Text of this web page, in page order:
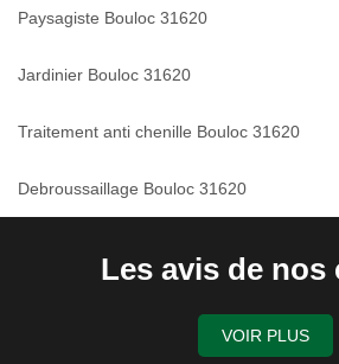
Paysagiste Bouloc 31620
Jardinier Bouloc 31620
Traitement anti chenille Bouloc 31620
Debroussaillage Bouloc 31620
Les avis de nos
VOIR PLUS